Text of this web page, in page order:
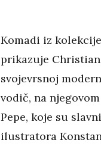
Komadi iz
prikazuje
svojevrsnoj
vodič, na
Pepe, koje su
ilustratora